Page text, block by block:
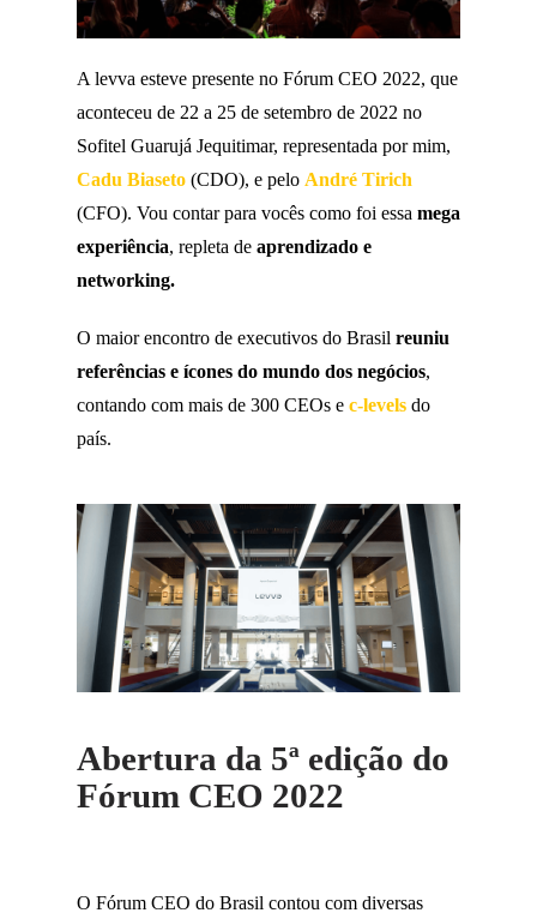
A levva esteve presente no Fórum CEO 2022, que
aconteceu de 22 a 25 de setembro de 2022 no
Sofitel Guarujá Jequitimar, representada por mim,
Cadu Biaseto (CDO), e pelo André Tirich
(CFO). Vou contar para vocês como foi essa mega
experiência, repleta de aprendizado e
networking.
O maior encontro de executivos do Brasil reuniu
referências e ícones do mundo dos negócios,
contando com mais de 300 CEOs e c-levels do
país.
Abertura da 5ª edição do
Fórum CEO 2022
O Fórum CEO do Brasil contou com diversas